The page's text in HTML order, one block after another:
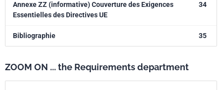
Annexe ZZ (informative) Couverture des Exigences
Essentielles des Directives UE
34
Bibliographie 35
ZOOM ON ... the Requirements department